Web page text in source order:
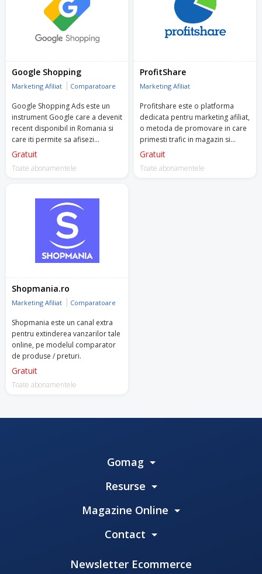
Google Shopping
Marketing Afiliat Comparatoare
Google Shopping Ads este un
instrument Google care a devenit
recent disponibil in Romania si
care iti permite sa afisezi
produsele si detaliile lor.
Gratuit
Toate abonamentele
ProfitShare
Marketing Afiliat
Profitshare este o platforma
dedicata pentru marketing afiliat,
o metoda de promovare in care
primesti trafic in magazin si
platesti un comision doar atunci
Gratuit
Toate abonamentele
Shopmania.ro
Marketing Afiliat Comparatoare
Shopmania este un canal extra
pentru extinderea vanzarilor tale
online, pe modelul comparator
de produse / preturi.
Gratuit
Toate abonamentele
Gomag
Resurse
Magazine Online
Contact
Newsletter Ecommerce